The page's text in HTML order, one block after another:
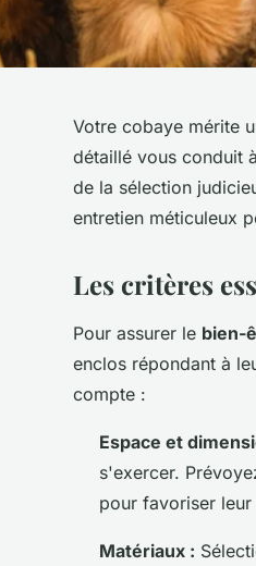
Votre cobaye mérite
détaillé vous conduit
de la sélection
entretien méticuleux
Les critères
Pour assurer le bien-
enclos répondant à
compte :
Espace et
s'exercer.
pour favoriser
Matériaux :